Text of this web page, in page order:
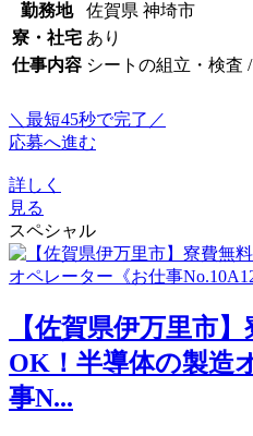
勤務地
佐賀県 神埼市
寮・社宅 あり
仕事内容 シートの組立・検査
＼最短45秒で完了／
応募へ進む
詳しく
見る
スペシャル
【佐賀県伊万里市
OK！半導体の製造
事N...